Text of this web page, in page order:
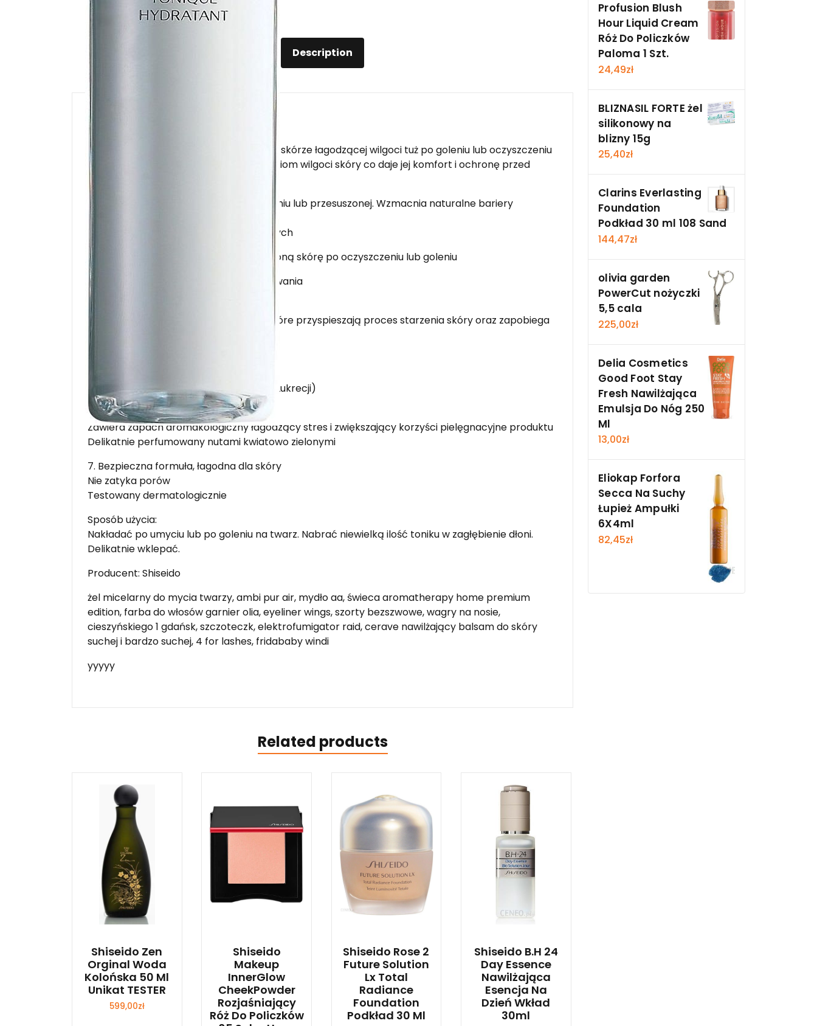
Description
Description
Lekki, świeży, wodny tonik dostarczający skórze łagodzącej wilgoci tuż po goleniu lub oczyszczeniu
cery. Pomaga zachować optymalny poziom wilgoci skóry co daje jej komfort i ochronę przed
podrażnieniem i pieczeniem.
1. Przywraca równowagę skórze po goleniu lub przesuszonej. Wzmacnia naturalne bariery
ochronne skóry
Zawiera Kompleks Składników Ochronnych
2. Utrzymuje czystą, komfortowo nawilżoną skórę po oczyszczeniu lub goleniu
3. Podtrzymuje naturalny cykl naskórkowania
Zawiera ekstrakt z Brzozy
4. Hamuje syntezę wolnych rodników, które przyspieszają proces starzenia skóry oraz zapobiega
niszczeniu kolagenu
Zawiera Tiotaurynę
Zawiera glicyrezynę (ekstrakt Korzenia Lukrecji)
6. Zapach
Zawiera zapach aromakologiczny łagodzący stres i zwiększający korzyści pielęgnacyjne produktu
Delikatnie perfumowany nutami kwiatowo zielonymi
7. Bezpieczna formuła, łagodna dla skóry
Nie zatyka porów
Testowany dermatologicznie
Sposób użycia:
Nakładać po umyciu lub po goleniu na twarz. Nabrać niewielką ilość toniku w zagłębienie dłoni.
Delikatnie wklepać.
Producent: Shiseido
żel micelarny do mycia twarzy, ambi pur air, mydło aa, świeca aromatherapy home premium
edition, farba do włosów garnier olia, eyeliner wings, szorty bezszwowe, wagry na nosie,
cieszyńskiego 1 gdańsk, szczoteczk, elektrofumigator raid, cerave nawilżający balsam do skóry
suchej i bardzo suchej, 4 for lashes, fridababy windi
yyyyy
Related products
Shiseido Zen
Orginal Woda
Kolońska 50 Ml
Unikat TESTER
599,00zł
Shiseido
Makeup
InnerGlow
CheekPowder
Rozjaśniający
Róż Do Policzków
Shiseido Rose 2
Future Solution
Lx Total
Radiance
Foundation
Podkład 30 Ml
Shiseido B.H 24
Day Essence
Nawilżająca
Esencja Na
Dzień Wkład
30ml
Profusion Blush
Hour Liquid Cream
Róż Do Policzków
Paloma 1 Szt.
24,49zł
BLIZNASIL FORTE żel
silikonowy na
blizny 15g
25,40zł
Clarins Everlasting
Foundation
Podkład 30 ml 108 Sand
144,47zł
olivia garden
PowerCut nożyczki
5,5 cala
225,00zł
Delia Cosmetics
Good Foot Stay
Fresh Nawilżająca
Emulsja Do Nóg 250
Ml
13,00zł
Eliokap Forfora
Secca Na Suchy
Łupież Ampułki
6X4ml
82,45zł